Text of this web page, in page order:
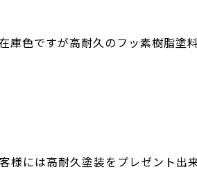
庫色ですが高耐久のフッ素樹脂塗料
様には高耐久塗装をプレゼント出